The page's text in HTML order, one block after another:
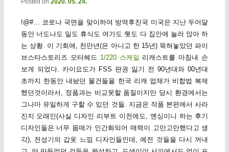
Posted on 2020. 05. 24.
!@#… 코로나 국면을 맞이하여 방역후진국 미국은 지난 두어달
동안 너도나도 일도 휴식도 여가도 뭣도 다 집안에 눌러 앉아 하
는 상황. 이 기회에, 천만년(은 아니고 한 15년) 묵혀놓았던 파이
브스타스토리즈 모터헤드 1/220 스케일 리캐스트를 마침내 손
보게 되었다. 카이요도가 FSS 판권 잃기 전 90년대와 00년대
초까지 한동안 내놨던 물건들을 한국 리캐 업체가 비합법 복제
했던것이라서, 정품과는 비교못할 품질이지만 당시 환경에서는
그나마 유일하게 구할 수 있던 것들. 지금은 작품 본편에서 사라
진지 오래인(사실 디자인 리부트 이전에도, 옌싱이니 하는 후기
디자인들은 너무 몸매가 인간화되어 매력이 고만고만했다고 생
각), 전성기의 갑옷 느낌 디자인들인데, 예전 것들을 다시 꺼내